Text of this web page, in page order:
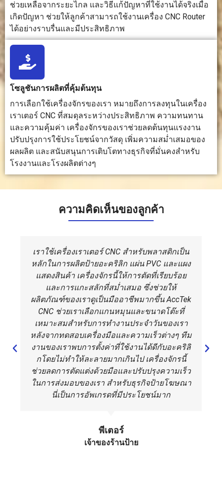
เคลื่อนที่ของชิ้น
งาน
และการ
เคลื่อนที่ของ
สูง
ตำแหน่ง
ต้นทุน
และงานแปรรูป
แผ่นไม้
โครงสร้างที่
แข็งแรงกว่า
ชิ้นส่วนที่มี
ความ
แม่นยำสูง
และความ
เครื่องมือใน
การผลิต
ค่าใช้จ่าย
แตกต่างกั
อย่างมาก
ขึ้นอยู่กับ
เลเซอร์
กำลังไฟ
พื้นที่การ
ทำงาน แ
ระบบควา
ปลอดภัย
นำเสนอความ
อเนกประสงค์
ประสิทธิภาพ
และต้นทุน
สำหรับการตัด
และแกะสลัก
วัสดุหลากหลาย
ประเภท
ให้ความ
ความ
ทนทานสูง
เหมาะ
สำหรับงาน
กลึงที่
ต้องการ
ความ
แม่นยำสูง
ช่วยเหลือจากระยะไกล และวิธีแก้ปัญหาที่ใช้งานได้จริงเมื่อ
เกิดปัญหา ช่วยให้ลูกค้าสามารถใช้งานเครื่อง CNC Router
ได้อย่างราบรื่นและมีประสิทธิภาพ
โซลูชันการผลิตที่คุ้มต้นทุน
การเลือกใช้เครื่องจักรของเรา หมายถึงการลงทุนในเครื่อง
เราเตอร์ CNC ที่สมดุลระหว่างประสิทธิภาพ ความทนทาน
และความคุ้มค่า เครื่องจักรของเราช่วยลดต้นทุนแรงงาน
ปรับปรุงการใช้ประโยชน์จากวัสดุ เพิ่มความสม่ำเสมอของ
ผลผลิต และสนับสนุนการเติบโตทางธุรกิจที่มั่นคงสำหรับ
โรงงานและโรงผลิตต่างๆ
ความคิดเห็นของลูกค้า
เราใช้เครื่องเราเตอร์ CNC สำหรับพลาสติกเป็น
หลักในการผลิตป้ายอะคริลิก แผ่น PVC และแผง
แสดงสินค้า เครื่องจักรนี้ให้การตัดที่เรียบร้อย
และการแกะสลักที่สม่ำเสมอ ซึ่งช่วยให้
ผลิตภัณฑ์ของเราดูเป็นมืออาชีพมากขึ้น AccTek
CNC ช่วยเราเลือกแกนหมุนและขนาดโต๊ะที่
เหมาะสมสำหรับการทำงานประจำวันของเรา
หลังจากทดสอบเครื่องมือและความเร็วต่างๆ ทีม
งานของเราพบการตั้งค่าที่ใช้งานได้ดีกับอะคริลิ
กโดยไม่ทำให้ละลายมากเกินไป เครื่องจักรนี้
ช่วยลดการตัดแต่งด้วยมือและปรับปรุงความเร็ว
ในการส่งมอบของเรา สำหรับธุรกิจป้ายโฆษณา
นี่เป็นการอัพเกรดที่มีประโยชน์มาก
พีเตอร์
เจ้าของร้านป้าย